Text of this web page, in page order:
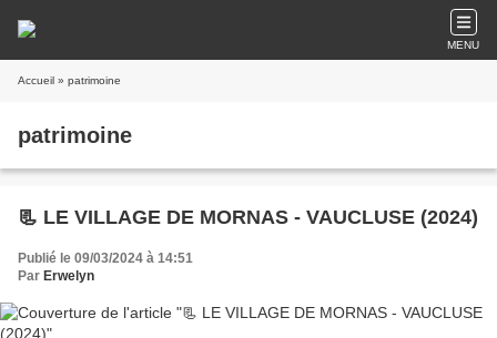
MENU
Accueil » patrimoine
patrimoine
📃 LE VILLAGE DE MORNAS - VAUCLUSE (2024)
Publié le 09/03/2024 à 14:51
Par Erwelyn